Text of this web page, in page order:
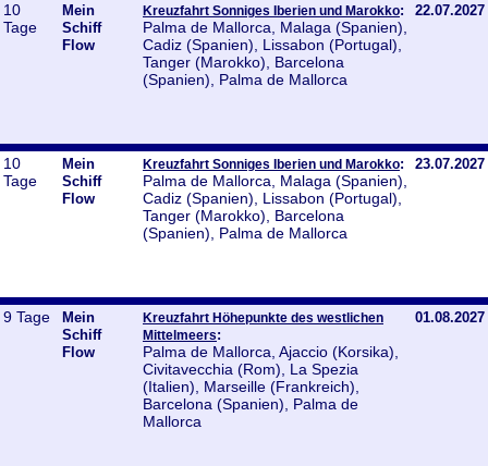
10
Tage
Mein
Schiff
Flow
Kreuzfahrt Sonniges Iberien und Marokko:
Palma de Mallorca, Malaga (Spanien),
Cadiz (Spanien), Lissabon (Portugal),
Tanger (Marokko), Barcelona
(Spanien), Palma de Mallorca
22.07.2027
10
Tage
Mein
Schiff
Flow
Kreuzfahrt Sonniges Iberien und Marokko:
Palma de Mallorca, Malaga (Spanien),
Cadiz (Spanien), Lissabon (Portugal),
Tanger (Marokko), Barcelona
(Spanien), Palma de Mallorca
23.07.2027
9 Tage
Mein
Schiff
Flow
Kreuzfahrt Höhepunkte des westlichen
Mittelmeers:
Palma de Mallorca, Ajaccio (Korsika),
Civitavecchia (Rom), La Spezia
(Italien), Marseille (Frankreich),
Barcelona (Spanien), Palma de
Mallorca
01.08.2027